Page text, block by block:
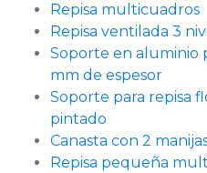
Repisa multicuadros
Repisa ventilada 3
Soporte en aluminio
mm de espesor
Soporte para repisa
pintado
Canasta con 2
Repisa pequeña